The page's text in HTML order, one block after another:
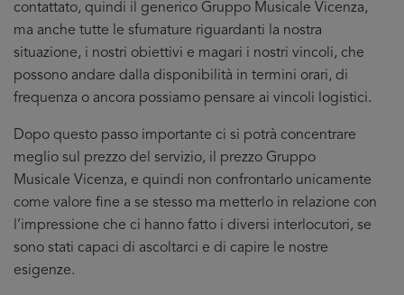
contattato, quindi il generico Gruppo Musicale Vicenza,
ma anche tutte le sfumature riguardanti la nostra
situazione, i nostri obiettivi e magari i nostri vincoli, che
possono andare dalla disponibilità in termini orari, di
frequenza o ancora possiamo pensare ai vincoli logistici.
Dopo questo passo importante ci si potrà concentrare
meglio sul prezzo del servizio, il prezzo Gruppo
Musicale Vicenza, e quindi non confrontarlo unicamente
come valore fine a se stesso ma metterlo in relazione con
l’impressione che ci hanno fatto i diversi interlocutori, se
sono stati capaci di ascoltarci e di capire le nostre
esigenze.